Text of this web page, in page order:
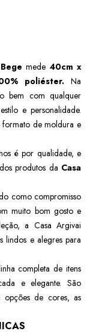
Begemede 40cm x
poliéster. Na
bem com qualquer
e personalidade.
formato de moldura e
é por qualidade, e
produtos da Casa
como compromisso
muito bom gosto e
a Casa Argivai
lindos e alegres para
completa de itens
e elegante. São
de cores, as